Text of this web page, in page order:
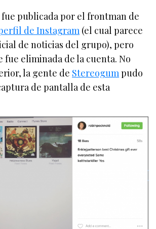
publicada por el frontman de
de Instagram (el cual parece
de noticias del grupo), pero
eliminada de la cuenta. No
la gente de Stereogumpudo
de pantalla de esta